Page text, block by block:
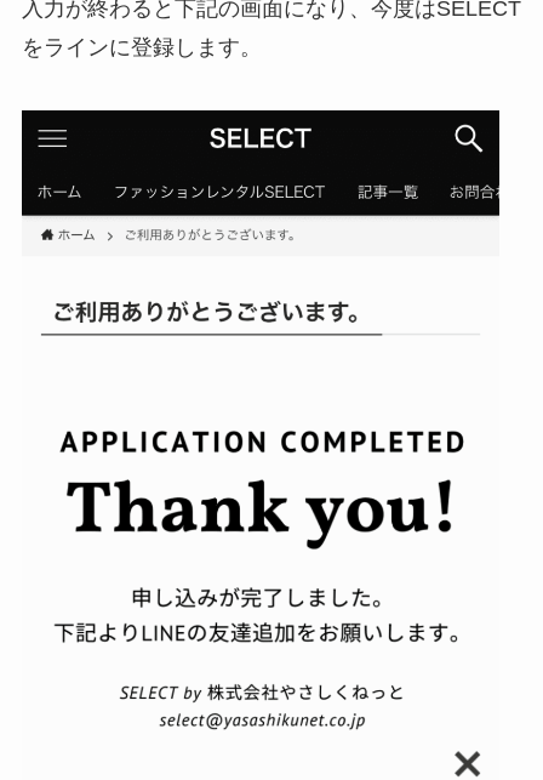
入力が終わると下記の画面になり、今度はSELECT
をラインに登録します。